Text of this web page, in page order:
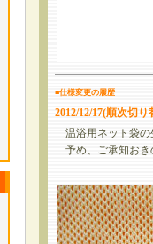
■仕様変更の履歴
2012/12/17(順次切
温浴用ネット袋の
予め、ご承知おき